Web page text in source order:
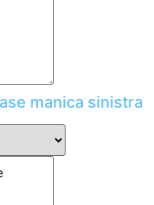
manica sinistra